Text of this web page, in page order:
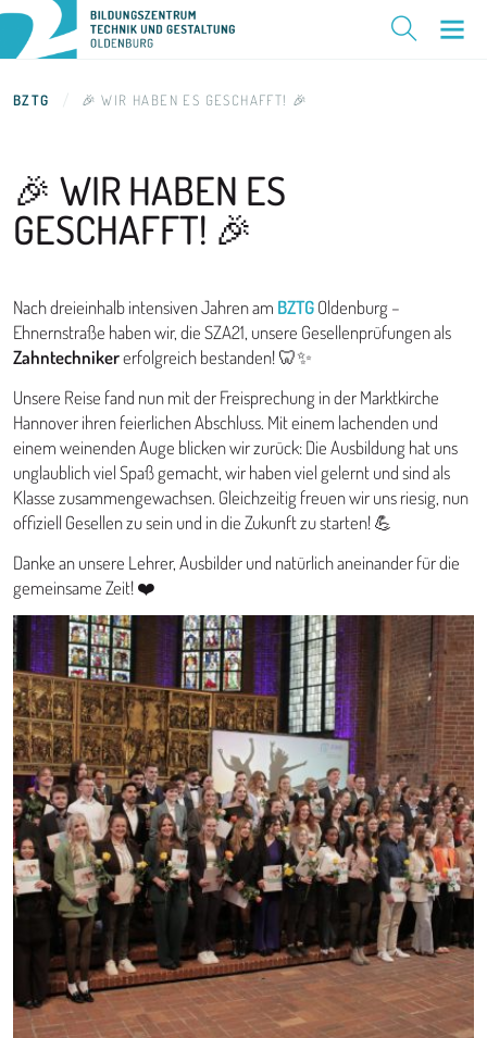
BZTG 🎉 WIR HABEN ES GESCHAFFT! 🎉
🎉 WIR HABEN ES
GESCHAFFT! 🎉
Nach dreieinhalb intensiven Jahren am BZTGOldenburg –
Ehnernstraße haben wir, die SZA21, unsere Gesellenprüfungen als
Zahntechnikererfolgreich bestanden! 🦷✨
Unsere Reise fand nun mit der Freisprechung in der Marktkirche
Hannover ihren feierlichen Abschluss. Mit einem lachenden und
einem weinenden Auge blicken wir zurück: Die Ausbildung hat uns
unglaublich viel Spaß gemacht, wir haben viel gelernt und sind als
Klasse zusammengewachsen. Gleichzeitig freuen wir uns riesig, nun
offiziell Gesellen zu sein und in die Zukunft zu starten! 💪
Danke an unsere Lehrer, Ausbilder und natürlich aneinander für die
gemeinsame Zeit! ❤️